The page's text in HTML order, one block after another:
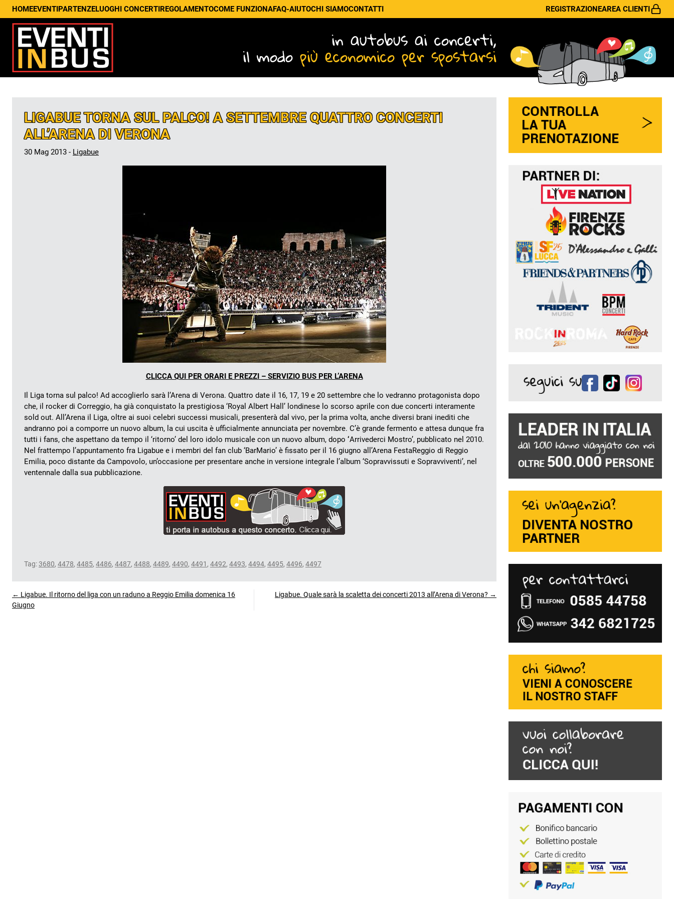
HOMEEVENTIPARTENZELUOGHI CONCERTIREGOLAMENTOCOME FUNZIONAFAQ-AIUTOCHI SIAMOCONTATTI REGISTRAZIONEAREA CLIENTI
in autobus ai concerti,
il modo più economico per spostarsi
LIGABUE TORNA SUL PALCO! A SETTEMBRE QUATTRO CONCERTI
ALL’ARENA DI VERONA
30 Mag 2013 - Ligabue
CLICCA QUI PER ORARI E PREZZI – SERVIZIO BUS PER L’ARENA
Il Liga torna sul palco! Ad accoglierlo sarà l’Arena di Verona. Quattro date il 16, 17, 19 e 20 settembre che lo vedranno protagonista dopo
che, il rocker di Correggio, ha già conquistato la prestigiosa ‘Royal Albert Hall’ londinese lo scorso aprile con due concerti interamente
sold out. All’Arena il Liga, oltre ai suoi celebri successi musicali, presenterà dal vivo, per la prima volta, anche diversi brani inediti che
andranno poi a comporre un nuovo album, la cui uscita è ufficialmente annunciata per novembre. C’è grande fermento e attesa dunque fra
tutti i fans, che aspettano da tempo il ‘ritorno’ del loro idolo musicale con un nuovo album, dopo ‘Arrivederci Mostro’, pubblicato nel 2010.
Nel frattempo l’appuntamento fra Ligabue e i membri del fan club ‘BarMario’ è fissato per il 16 giugno all’Arena FestaReggio di Reggio
Emilia, poco distante da Campovolo, un’occasione per presentare anche in versione integrale l’album ‘Sopravvissuti e Sopravviventi’, nel
ventennale dalla sua pubblicazione.
Tag:3680, 4478, 4485, 4486, 4487, 4488, 4489, 4490, 4491 , 4492, 4493, 4494, 4495, 4496, 4497
← Ligabue. Il ritorno del liga con un raduno a Reggio Emilia domenica 16
Giugno
Ligabue. Quale sarà la scaletta dei concerti 2013 all’Arena di Verona? →